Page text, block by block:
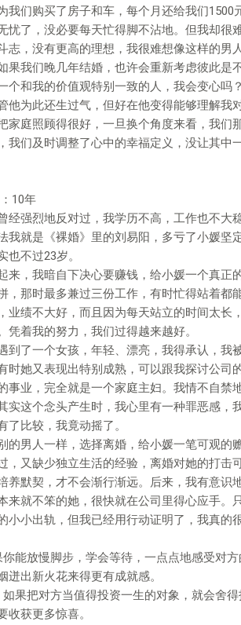
我们购买了房子和车，每个月还给我们1500
忧了，没必要每天忙得脚不沾地。但我却很
志，没有更高的理想，我很难想像这样的男
果我们晚几年结婚，也许会重新考虑彼此是
个和我的价值观特别一致的人，我会变心吗
他为此还生过气，但好在他变得能够理解我
家庭照顾得很好，一旦换个角度来看，我们
我们及时调整了心中的幸福定义，没让其中
10年
经强烈地反对过，我学历不高，工作也不大
我就是《裸婚》里的刘易阳，多亏了小媛坚
不过23岁。
来，我暗自下决心要赚钱，给小媛一个真正
，那时最多兼过三份工作，有时忙得站着都
业绩不大好，而且因为每天站立的时间太长
着我的努力，我们过得越来越好。
到了一个女孩，年轻、漂亮，我得承认，我
时她又表现出特别成熟，可以跟我探讨公司
事业，完全就是一个家庭主妇。我情不自禁
实这个念头产生时，我心里有一种罪恶感，
比较，我竟动摇了。
的男人一样，选择离婚，给小媛一笔可观的
，又缺少独立生活的经验，离婚对她的打击
养默契，才不会渐行渐远。后来，我有意识
来就不笨的她，很快就在公司里得心应手。
小出轨，但我已经用行动证明了，我真的很
能放慢脚步，学会等待，一点点地感受对
出新火花来得更有成就感。
果把对方当值得投资一生的对象，就会舍
收获更多惊喜。